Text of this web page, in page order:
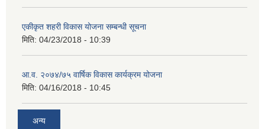
एकीकृत शहरी विकास योजना सम्बन्धी सूचना
मिति: 04/23/2018 - 10:39
आ.व. २०७४/७५ वार्षिक विकास कार्यक्रम योजना
मिति: 04/16/2018 - 10:45
अन्य